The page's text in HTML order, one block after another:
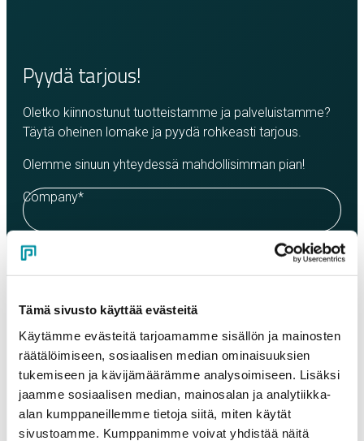
Tämä sivusto käyttää evästeitä
Käytämme evästeitä tarjoamamme sisällön ja mainosten
räätälöimiseen, sosiaalisen median ominaisuuksien
tukemiseen ja kävijämäärämme analysoimiseen. Lisäksi
jaamme sosiaalisen median, mainosalan ja analytiikka-
alan kumppaneillemme tietoja siitä, miten käytät
sivustoamme. Kumppanimme voivat yhdistää näitä
Pyydä tarjous!
Oletko kiinnostunut tuotteistamme ja palveluistamme?
Täytä oheinen lomake ja pyydä rohkeasti tarjous.
Olemme sinuun yhteydessä mahdollisimman pian!
Company*
Contact person
Phone